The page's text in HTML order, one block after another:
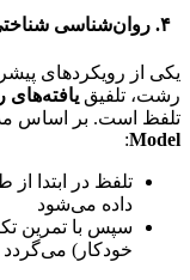
۴. روان‌شناسی
یکی از رویکردهای
رشت، تلفیق
تلفظ است. بر اساس
Model
:
تلفظ در ابتدا
داده می‌شود
سپس با تمرین
خودکار) می‌گردد